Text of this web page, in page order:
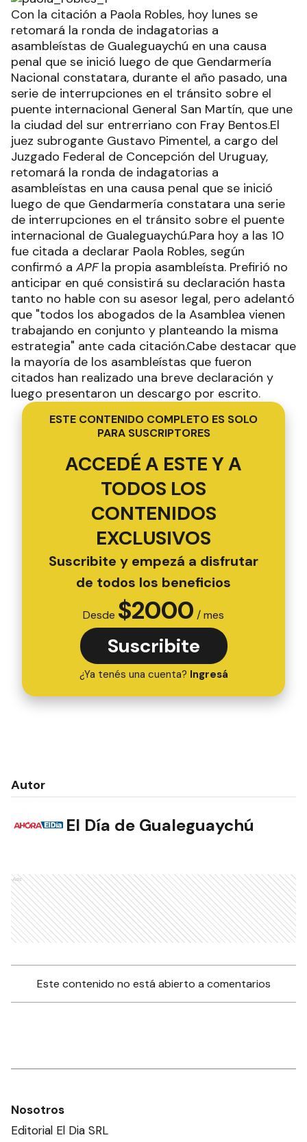
Con la citación a Paola Robles, hoy lunes se
retomará la ronda de indagatorias a
asambleístas de Gualeguaychú en una causa
penal que se inició luego de que Gendarmería
Nacional constatara, durante el año pasado, una
serie de interrupciones en el tránsito sobre el
puente internacional General San Martín, que une
la ciudad del sur entrerriano con Fray Bentos.El
juez subrogante Gustavo Pimentel, a cargo del
Juzgado Federal de Concepción del Uruguay,
retomará la ronda de indagatorias a
asambleístas en una causa penal que se inició
luego de que Gendarmería constatara una serie
de interrupciones en el tránsito sobre el puente
internacional de Gualeguaychú.Para hoy a las 10
fue citada a declarar Paola Robles, según
confirmó a APFla propia asambleísta. Prefirió no
anticipar en qué consistirá su declaración hasta
tanto no hable con su asesor legal, pero adelantó
que "todos los abogados de la Asamblea vienen
trabajando en conjunto y planteando la misma
estrategia" ante cada citación.Cabe destacar que
la mayoría de los asambleístas que fueron
citados han realizado una breve declaración y
luego presentaron un descargo por escrito.
ESTE CONTENIDO COMPLETO ES SOLO
PARA SUSCRIPTORES
ACCEDÉ A ESTE Y A
TODOS LOS
CONTENIDOS
EXCLUSIVOS
Suscribite y empezá a disfrutar
de todos los beneficios
Desde $2000 / mes
Suscribite
¿Ya tenés una cuenta? Ingresá
Autor
El Día de Gualeguaychú
Ads
Este contenido no está abierto a comentarios
Nosotros
Editorial El Dia SRL